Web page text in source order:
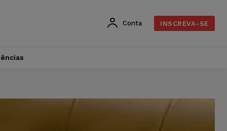
Conta INSCREVA-SE